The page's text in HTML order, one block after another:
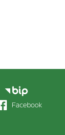
Facebook